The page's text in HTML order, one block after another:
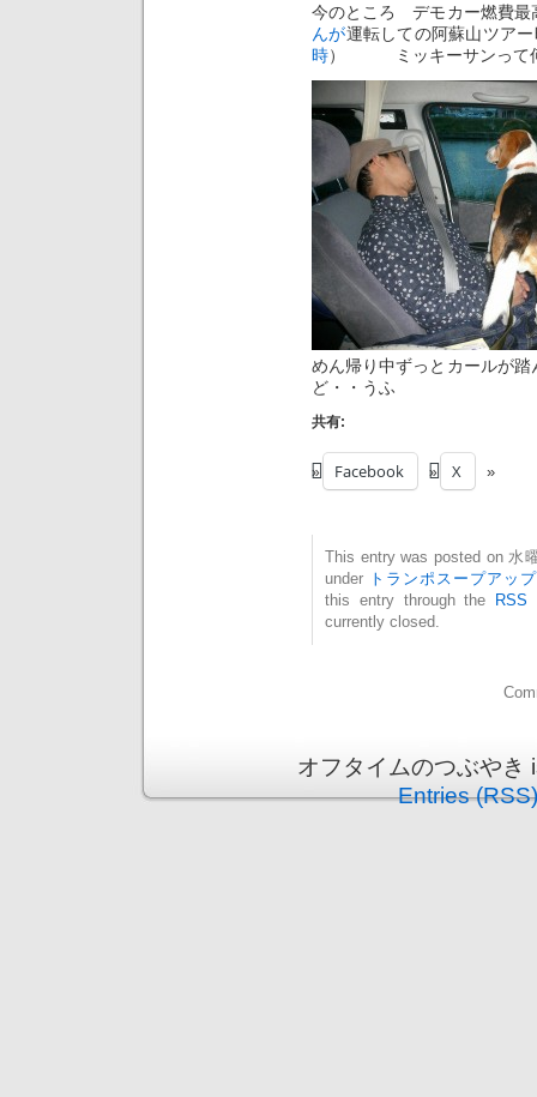
今のところ デモカー燃費
んが運転しての阿蘇山ツア
時） ミッキーサンって何
めん帰り中ずっとカールが
ど・・うふ
共有:
Facebook X
This entry was posted on 水
under トランポスープアップ
this entry through the
RSS
currently closed.
オフタイムのつぶや
Entries (RSS)